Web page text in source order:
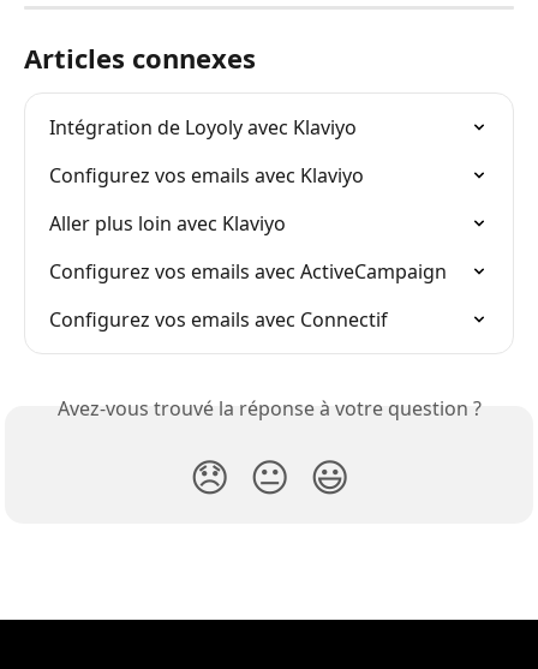
Articles connexes
Intégration de Loyoly avec Klaviyo
Configurez vos emails avec Klaviyo
Aller plus loin avec Klaviyo
Configurez vos emails avec ActiveCampaign
Configurez vos emails avec Connectif
Avez-vous trouvé la réponse à votre question ?
😞 😐 😃